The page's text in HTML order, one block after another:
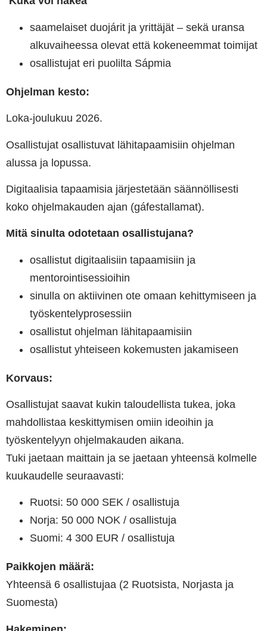
saamelaiset duojárit ja yrittäjät – sekä uransa
alkuvaiheessa olevat että kokeneemmat toimijat
osallistujat eri puolilta Sápmia
Ohjelman kesto:
Loka-joulukuu 2026.
Osallistujat osallistuvat lähitapaamisiin ohjelman
alussa ja lopussa.
Digitaalisia tapaamisia järjestetään säännöllisesti
koko ohjelmakauden ajan (gáfestallamat).
Mitä sinulta odotetaan osallistujana?
osallistut digitaalisiin tapaamisiin ja
mentorointisessioihin
sinulla on aktiivinen ote omaan kehittymiseen ja
työskentelyprosessiin
osallistut ohjelman lähitapaamisiin
osallistut yhteiseen kokemusten jakamiseen
Korvaus:
Osallistujat saavat kukin taloudellista tukea, joka
mahdollistaa keskittymisen omiin ideoihin ja
työskentelyyn ohjelmakauden aikana.
Tuki jaetaan maittain ja se jaetaan yhteensä kolmelle
kuukaudelle seuraavasti:
Ruotsi: 50 000 SEK / osallistuja
Norja: 50 000 NOK / osallistuja
Suomi: 4 300 EUR / osallistuja
Paikkojen määrä:
Yhteensä 6 osallistujaa (2 Ruotsista, Norjasta ja
Suomesta)